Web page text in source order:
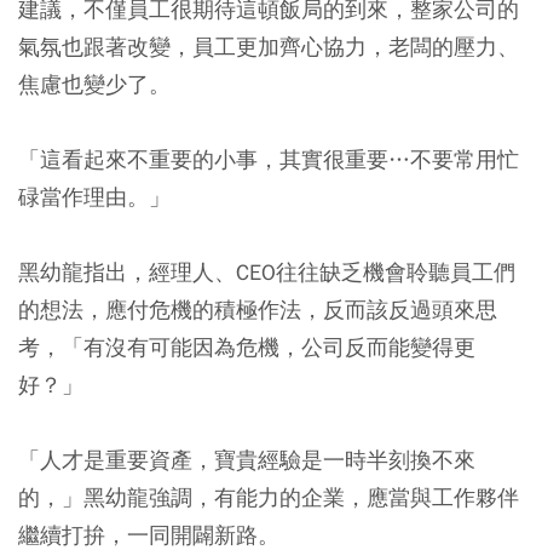
建議，不僅員工很期待這頓飯局的到來，整家公司的
氣氛也跟著改變，員工更加齊心協力，老闆的壓力、
焦慮也變少了。
「這看起來不重要的小事，其實很重要…不要常用忙
碌當作理由。」
黑幼龍指出，經理人、CEO往往缺乏機會聆聽員工們
的想法，應付危機的積極作法，反而該反過頭來思
考，「有沒有可能因為危機，公司反而能變得更
好？」
「人才是重要資產，寶貴經驗是一時半刻換不來
的，」黑幼龍強調，有能力的企業，應當與工作夥伴
繼續打拚，一同開闢新路。